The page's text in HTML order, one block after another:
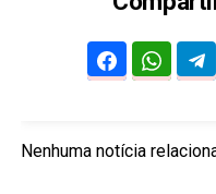
Nenhuma notícia